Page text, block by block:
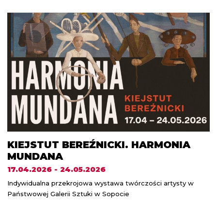
KIEJSTUT BEREŹNICKI. HARMONIA
MUNDANA
17.04.2026 - 24.05.2026
Indywidualna przekrojowa wystawa twórczości artysty w
Państwowej Galerii Sztuki w Sopocie